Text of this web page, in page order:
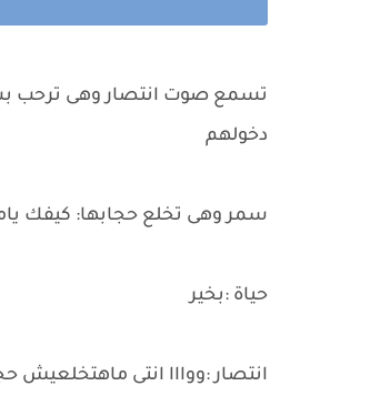
تسمع صوت انتصار وهى ترحب
دخولهم
سمر وهى تخلع حجابها: كيفك
حياة :بخير
انتصار :ووااا انتى ماهتخلعيش